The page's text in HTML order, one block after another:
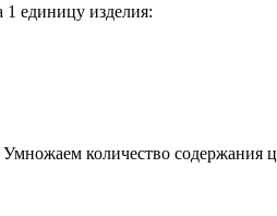
1 единицу изделия:
количество содержания